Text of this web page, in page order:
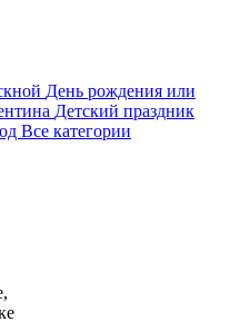
День рождения или
Детский праздник
Все категории